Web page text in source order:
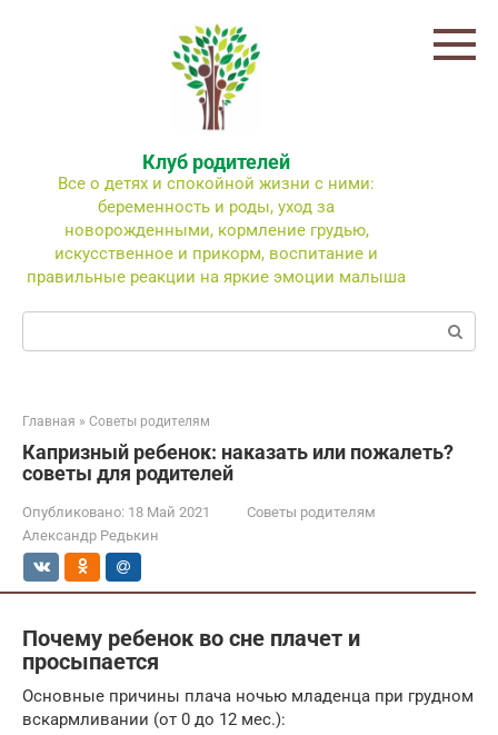
Клуб родителей
Все о детях и спокойной жизни с ними:
беременность и роды, уход за
новорожденными, кормление грудью,
искусственное и прикорм, воспитание и
правильные реакции на яркие эмоции малыша
Поиск:
Главная » Советы родителям
Капризный ребенок: наказать или пожалеть?
советы для родителей
Опубликовано: 18 Май 2021
Советы родителям
Александр Редькин
Почему ребенок во сне плачет и
просыпается
Основные причины плача ночью младенца при грудном
вскармливании (от 0 до 12 мес.):